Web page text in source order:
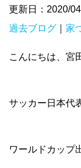
更新日：2020/
過去ブログ
家
こんにちは、宮
サッカー日本代
ワールドカップ